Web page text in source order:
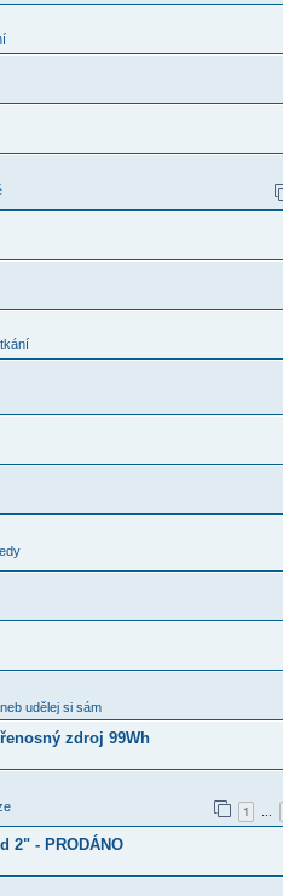
udělej si sám
zdroj 99Wh
1 …
2" - PRODÁNO